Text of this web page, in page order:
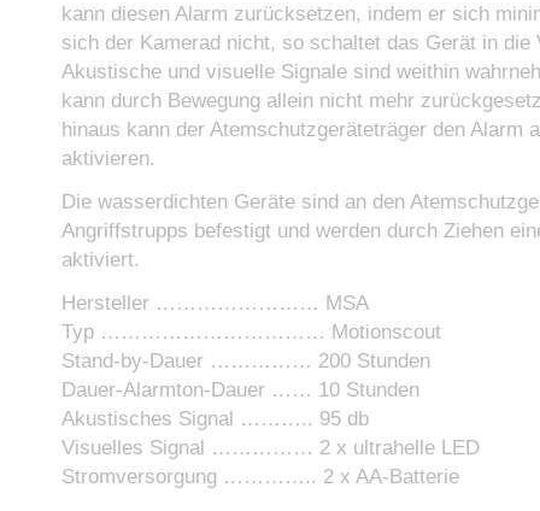
kann diesen Alarm zurücksetzen, indem er sich
sich der Kamerad nicht, so schaltet das Gerät in die
Akustische und visuelle Signale sind weithin
kann durch Bewegung allein nicht mehr
hinaus kann der Atemschutzgeräteträger den Alarm
aktivieren.
Die wasserdichten Geräte sind an den
Angriffstrupps befestigt und werden durch Ziehen
aktiviert.
Hersteller …………………… MSA
Typ …………………………… Motionscout
Stand-by-Dauer …………… 200 Stunden
Dauer-Alarmton-Dauer …… 10 Stunden
Akustisches Signal ……….. 95 db
Visuelles Signal …………… 2 x ultrahelle LED
Stromversorgung ………….. 2 x AA-Batterie